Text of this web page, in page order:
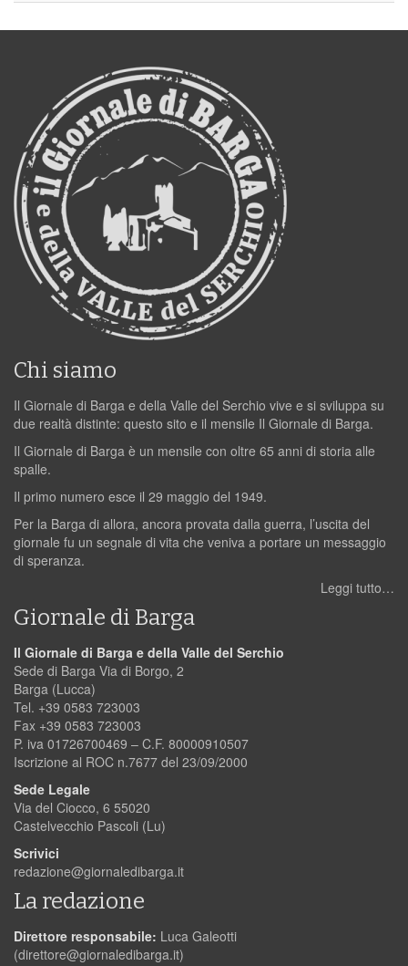
Chi siamo
Il Giornale di Barga e della Valle del Serchio vive e si sviluppa su
due realtà distinte: questo sito e il mensile Il Giornale di Barga.
Il Giornale di Barga è un mensile con oltre 65 anni di storia alle
spalle.
Il primo numero esce il 29 maggio del 1949.
Per la Barga di allora, ancora provata dalla guerra, l’uscita del
giornale fu un segnale di vita che veniva a portare un messaggio
di speranza.
Leggi tutto…
Giornale di Barga
Il Giornale di Barga e della Valle del Serchio
Sede di Barga Via di Borgo, 2
Barga (Lucca)
Tel. +39 0583 723003
Fax +39 0583 723003
P. iva 01726700469 – C.F. 80000910507
Iscrizione al ROC n.7677 del 23/09/2000
Sede Legale
Via del Ciocco, 6 55020
Castelvecchio Pascoli (Lu)
Scrivici
redazione@giornaledibarga.it
La redazione
Direttore responsabile: Luca Galeotti
(direttore@giornaledibarga.it)